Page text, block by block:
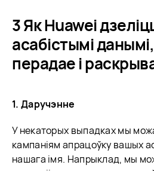
3 Як Huawei
асабістымі
перадае і
1. Даручэнне
У некаторых выпадках мы
кампаніям апрацоўку вашых
нашага імя. Напрыклад, мы